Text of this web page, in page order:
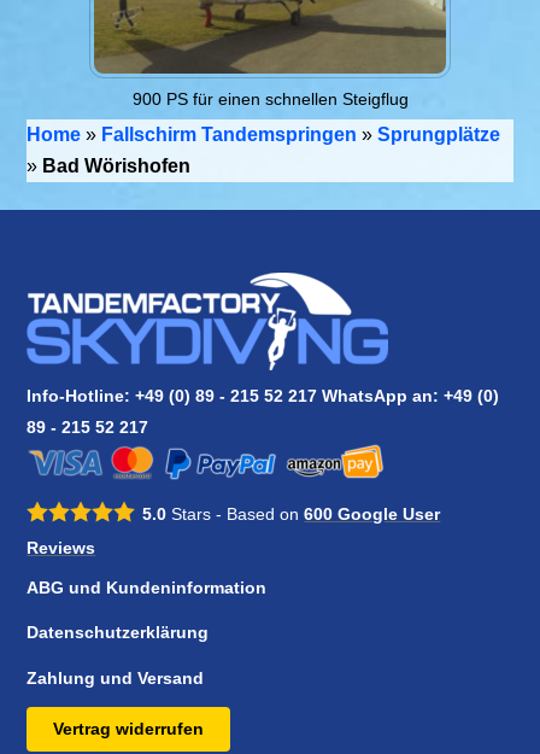
900 PS für einen schnellen Steigflug
Home » Fallschirm Tandemspringen »Sprungplätze
» Bad Wörishofen
Info-Hotline: +49 (0) 89 - 215 52 217 WhatsApp an:+49 (0)
89 - 215 52 217
5.0 Stars - Based on600 Google User
Reviews
ABG und Kundeninformation
Datenschutzerklärung
Zahlung und Versand
Vertrag widerrufen